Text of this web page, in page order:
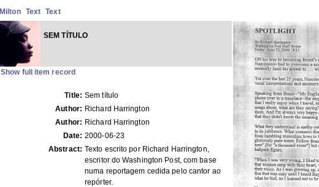
Milton Text Text
SEM TÍTULO
Show full item record
Title: Sem título
Author: Richard Harrington
Author: Richard Harrington
Date: 2000-06-23
Abstract: Texto escrito por Richard Harrington,
escritor do Washington Post, com base
numa reportagem cedida pelo cantor ao
repórter.